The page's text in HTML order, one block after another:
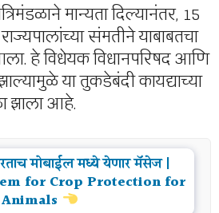
मान्यता दिल्यानंतर, 15
संमतीने याबाबतचा
हे विधेयक विधानपरिषद आणि
या तुकडेबंदी कायद्याच्या
झाला आहे.
मोबाईल मध्ये येणार मॅसेज |
for Crop Protection for
Animals